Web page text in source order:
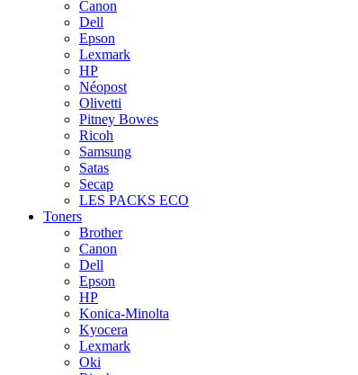
Canon
Dell
Epson
Lexmark
HP
Néopost
Olivetti
Pitney Bowes
Ricoh
Samsung
Satas
Secap
LES PACKS ECO
Toners
Brother
Canon
Dell
Epson
HP
Konica-Minolta
Kyocera
Lexmark
Oki